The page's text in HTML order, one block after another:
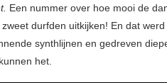
Een nummer over hoe mooi de
durfden uitkijken! En dat
synthlijnen en gedreven
het.